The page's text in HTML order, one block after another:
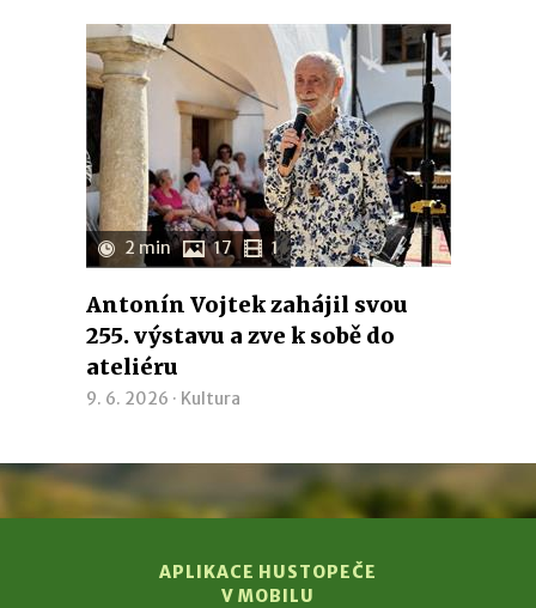
2 min 17 1
Antonín Vojtek zahájil svou
255. výstavu a zve k sobě do
ateliéru
9. 6. 2026 · Kultura
APLIKACE HUSTOPEČE
V MOBILU